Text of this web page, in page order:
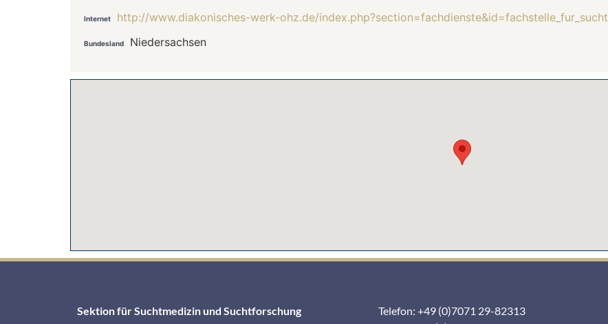
Internet http://www.diakonisches-werk-ohz.de/index.php?section=fachdienste&id=fachstelle_fur_sucht
Bundesland Niedersachsen
Sektion für Suchtmedizin und Suchtforschung
Telefon: +49 (0)7071 29-82313